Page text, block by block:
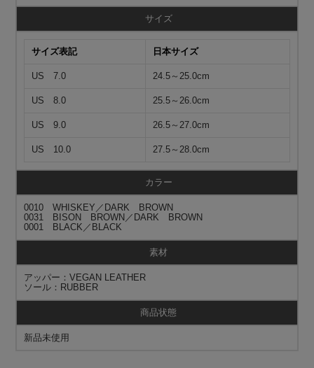
サイズ
サイズ表記 日本サイズ
US 7.0 24.5～25.0cm
US 8.0 25.5～26.0cm
US 9.0 26.5～27.0cm
US 10.0 27.5～28.0cm
カラー
0010 WHISKEY／DARK BROWN
0031 BISON BROWN／DARK BROWN
0001 BLACK／BLACK
素材
アッパー：VEGAN LEATHER
ソール：RUBBER
商品状態
新品未使用